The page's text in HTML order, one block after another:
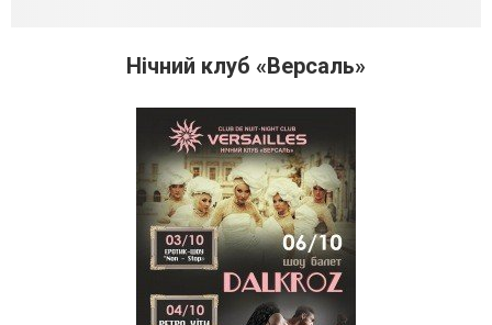
Нічний клуб «Версаль»